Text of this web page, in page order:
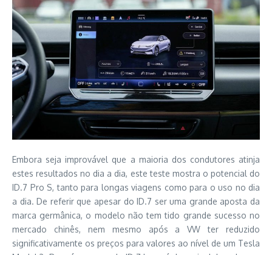
Embora seja improvável que a maioria dos condutores atinja
estes resultados no dia a dia, este teste mostra o potencial do
ID.7 Pro S, tanto para longas viagens como para o uso no dia
a dia. De referir que apesar do ID.7 ser uma grande aposta da
marca germânica, o modelo não tem tido grande sucesso no
mercado chinês, nem mesmo após a VW ter reduzido
significativamente os preços para valores ao nível de um Tesla